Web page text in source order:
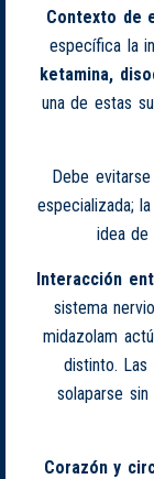
Contexto de
específica la
ketamina,
una de estas
Debe
especializada;
idea de
Interacción
sistema
midazolam
distinto. Las
solaparse
Corazón y